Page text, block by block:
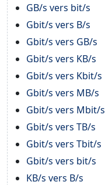
GB/s vers bit/s
Gbit/s vers B/s
Gbit/s vers GB/s
Gbit/s vers KB/s
Gbit/s vers Kbit/s
Gbit/s vers MB/s
Gbit/s vers Mbit/s
Gbit/s vers TB/s
Gbit/s vers Tbit/s
Gbit/s vers bit/s
KB/s vers B/s